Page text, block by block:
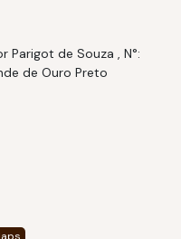
é especial?
nos padrões
tudo que você precisa
Parigot de Souza , N°:
de Ouro Preto